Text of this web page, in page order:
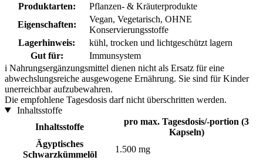
Produktarten:
Pflanzen- & Kräuterprodukte
Eigenschaften:
Vegan, Vegetarisch, OHNE
Konservierungsstoffe
Lagerhinweis:
kühl, trocken und lichtgeschützt lagern
Gut für:
Immunsystem
i Nahrungsergänzungsmittel dienen nicht als Ersatz für eine
abwechslungsreiche ausgewogene Ernährung. Sie sind für Kinder
unerreichbar aufzubewahren.
Die empfohlene Tagesdosis darf nicht überschritten werden.
Inhaltsstoffe
Inhaltsstoffe
pro max. Tagesdosis/-portion (3
Kapseln)
Ägyptisches
Schwarzkümmelöl
1.500 mg